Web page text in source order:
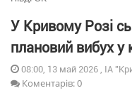
У Кривому Розі
плановий вибух у
08:00, 13 май 2026 , ІА
Коментарів: 0